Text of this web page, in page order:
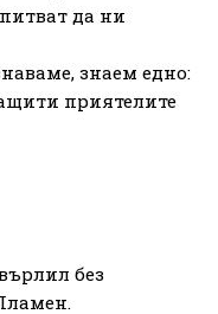
да ни
знаем едно:
приятелите
без